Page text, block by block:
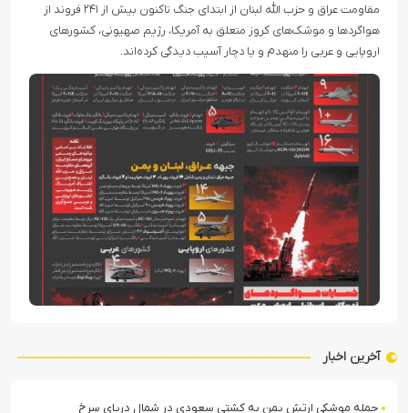
مقاومت عراق و حزب الله لبنان از ابتدای جنگ تاکنون بیش از ۲۴۱ فروند از
هواگردها و موشک‌های کروز متعلق به آمریکا، رژیم صهیونی، کشورهای
اروپایی و عربی را منهدم و یا دچار آسیب دیدگی کرده‌اند.
آخرین اخبار
حمله موشکی ارتش یمن به کشتی سعودی در شمال دریای سرخ